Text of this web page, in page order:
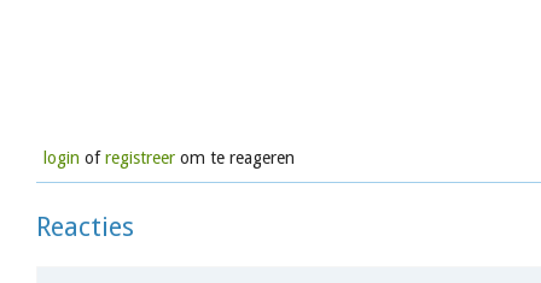
login ofregistreerom te reageren
Reacties